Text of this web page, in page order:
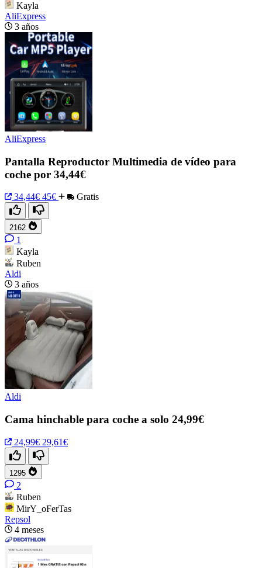
Kayla
AliExpress
3 años
AliExpress
Pantalla Reproductor Multimedia de vídeo para
coche por 34,44€
34,44€ 45€ Gratis
2162
1
Kayla
Ruben
Aldi
3 años
Aldi
Cama hinchable para coche a solo 24,99€
24,99€ 29,61€
1295
2
Ruben
MirY_oFerTas
Repsol
4 meses